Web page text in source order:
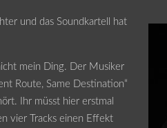
und das Soundkartell hat
mein Ding. Der Musiker
Route, Same Destination“
Ihr müsst hier erstmal
vier Tracks einen Effekt